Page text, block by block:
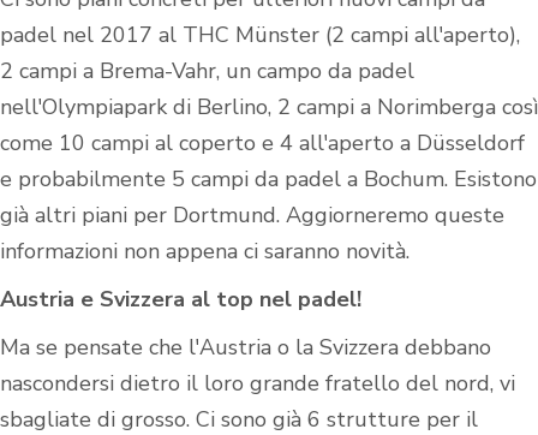
padel nel 2017 al THC Münster (2 campi all'aperto),
2 campi a Brema-Vahr, un campo da padel
nell'Olympiapark di Berlino, 2 campi a Norimberga così
come 10 campi al coperto e 4 all'aperto a Düsseldorf
e probabilmente 5 campi da padel a Bochum. Esistono
già altri piani per Dortmund. Aggiorneremo queste
informazioni non appena ci saranno novità.
Austria e Svizzera al top nel padel!
Ma se pensate che l'Austria o la Svizzera debbano
nascondersi dietro il loro grande fratello del nord, vi
sbagliate di grosso. Ci sono già 6 strutture per il